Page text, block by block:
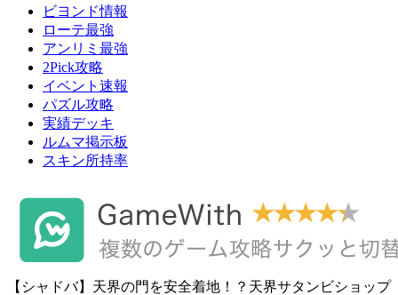
ビヨンド情報
ローテ最強
アンリミ最強
2Pick攻略
イベント速報
パズル攻略
実績デッキ
ルムマ掲示板
スキン所持率
【シャドバ】天界の門を安全着地！？天界サタンビショップ